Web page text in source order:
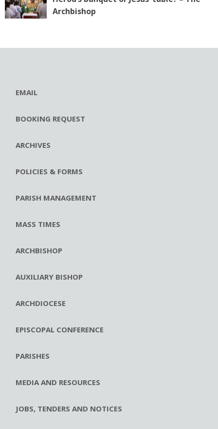
Archbishop
EMAIL
BOOKING REQUEST
ARCHIVES
POLICIES & FORMS
PARISH MANAGEMENT
MASS TIMES
ARCHBISHOP
AUXILIARY BISHOP
ARCHDIOCESE
EPISCOPAL CONFERENCE
PARISHES
MEDIA AND RESOURCES
JOBS, TENDERS AND NOTICES